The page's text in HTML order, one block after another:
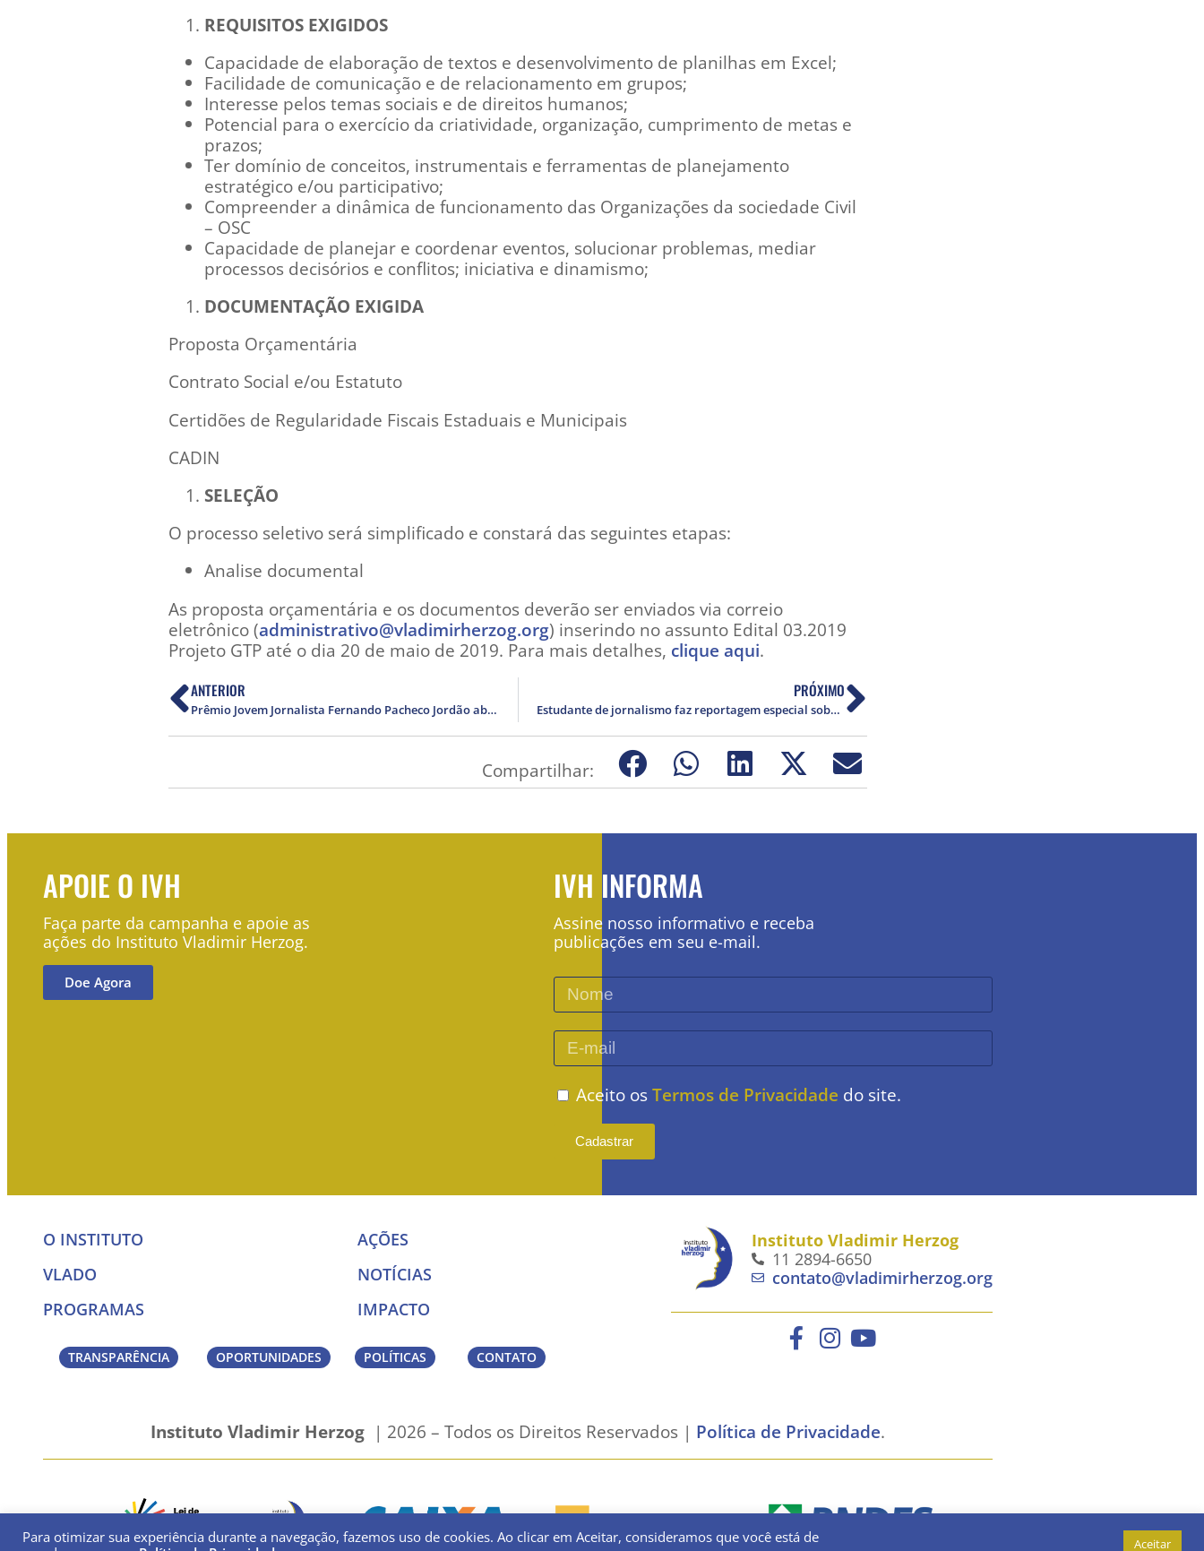
REQUISITOS EXIGIDOS
Capacidade de elaboração de textos e desenvolvimento de planilhas em Excel;
Facilidade de comunicação e de relacionamento em grupos;
Interesse pelos temas sociais e de direitos humanos;
Potencial para o exercício da criatividade, organização, cumprimento de metas e
prazos;
Ter domínio de conceitos, instrumentais e ferramentas de planejamento
estratégico e/ou participativo;
Compreender a dinâmica de funcionamento das Organizações da sociedade Civil
– OSC
Capacidade de planejar e coordenar eventos, solucionar problemas, mediar
processos decisórios e conflitos; iniciativa e dinamismo;
DOCUMENTAÇÃO EXIGIDA
Proposta Orçamentária
Contrato Social e/ou Estatuto
Certidões de Regularidade Fiscais Estaduais e Municipais
CADIN
SELEÇÃO
O processo seletivo será simplificado e constará das seguintes etapas:
Analise documental
As proposta orçamentária e os documentos deverão ser enviados via correio
eletrônico (administrativo@vladimirherzog.org) inserindo no assunto Edital 03.2019
Projeto GTP até o dia 20 de maio de 2019. Para mais detalhes, clique aqui.
ANTERIOR
Prêmio Jovem Jornalista Fernando Pacheco Jordão abre inscrições para sua 11ª edição
PRÓXIMO
Estudante de jornalismo faz reportagem especial sobre Audálio Dantas. Confira!
Compartilhar:
APOIE O IVH
Faça parte da campanha e apoie as
ações do Instituto Vladimir Herzog.
Doe Agora
IVH INFORMA
Assine nosso informativo e receba
publicações em seu e-mail.
Aceito osTermos de Privacidade do site.
Cadastrar
O INSTITUTO
VLADO
PROGRAMAS
AÇÕES
NOTÍCIAS
IMPACTO
TRANSPARÊNCIA OPORTUNIDADES POLÍTICAS CONTATO
Instituto Vladimir Herzog
11 2894-6650
contato@vladimirherzog.org
Instituto Vladimir Herzog | 2026 – Todos os Direitos Reservados | Política de Privacidade.
Para otimizar sua experiência durante a navegação, fazemos uso de cookies. Ao clicar em Aceitar, consideramos que você está de
Aceitar